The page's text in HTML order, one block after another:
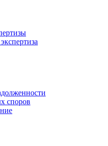
споров